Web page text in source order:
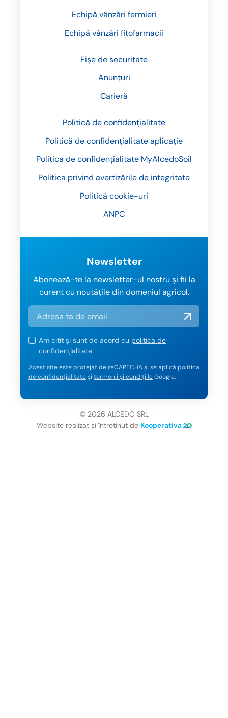
Fișe de securitate
Anunțuri
Carieră
Politică de confidențialitate
Politică de confidențialitate aplicație
Politica de confidențialitate MyAlcedoSoil
Politica privind avertizările de integritate
Politică cookie-uri
ANPC
Echipă vânzări fermieri
Echipă vânzări fitofarmacii
Newsletter
Abonează-te la newsletter-ul nostru și fii la
curent cu noutățile din domeniul agricol.
Am citit și sunt de acord cu politica de
confidențialitate.
Acest site este protejat de reCAPTCHA și se aplică politica
de confidențialitateși termenii și condițiileGoogle.
© 2026 ALCEDO SRL
Website realizat și întreținut de Kooperativa